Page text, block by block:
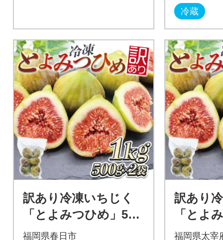
冷蔵
訳あり冷凍いちじく
「とよみつひめ」500
g×2袋(1kg)(春日市)
福岡県春日市
訳あり
「とよ
(太宰府
福岡県太宰